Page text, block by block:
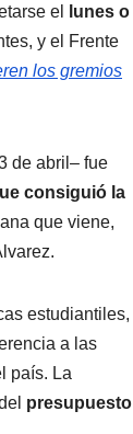
el
lunes o
y el Frente
los gremios
de abril– fue
consiguió la
que viene,
estudiantiles,
a las
país. La
presupuesto